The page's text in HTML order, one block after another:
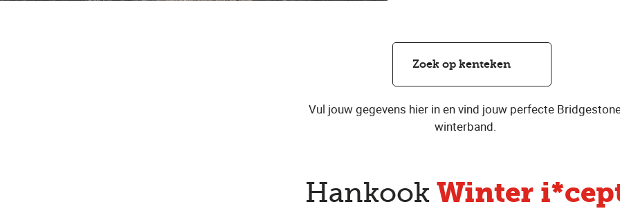
Zoek op kenteken
Vul jouw gegevens hier in en vind jouw perfecte
winterband.
Hankook Winter